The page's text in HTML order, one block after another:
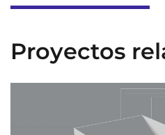
Proyectos